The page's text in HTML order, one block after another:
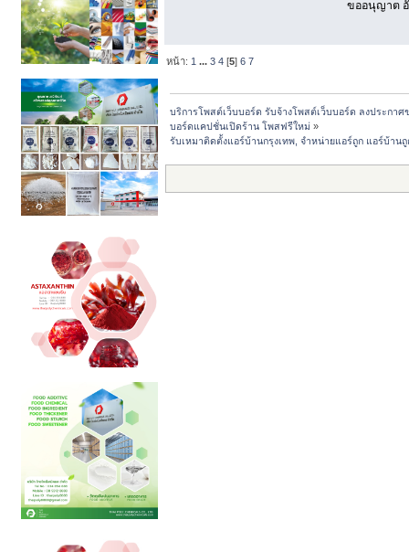
ขออนุญาต
หน้า: 1 ...3 4 [5]6 7
บริการโพสต์เว็บบอร์ด รับจ้างโพสต์เว็บบอร์ด ลงประกาศ
บอร์ดแคปชั่นเปิดร้าน โพสฟรีใหม่ »
รับเหมาติดตั้งแอร์บ้านกรุงเทพ, จำหน่ายแอร์ถูก แอร์บ้า